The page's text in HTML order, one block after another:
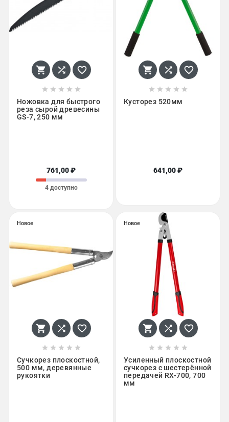
  
    
Ножовка для быстрого
реза сырой древесины
GS-7, 250 мм
761,00 ₽
4 доступно
  
    
Кусторез 520мм
641,00 ₽
Новое
  
    
Сучкорез плоскостной,
500 мм, деревянные
рукоятки
Новое
  
    
Усиленный плоскостной
сучкорез с шестерённой
передачей RX-700, 700
мм